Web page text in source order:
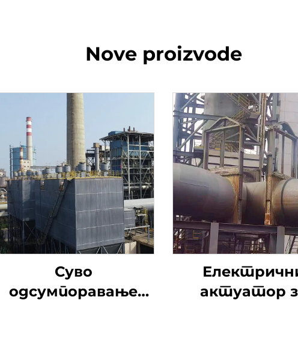
Nove proizvode
Суво
одсумпоравање
актуатор